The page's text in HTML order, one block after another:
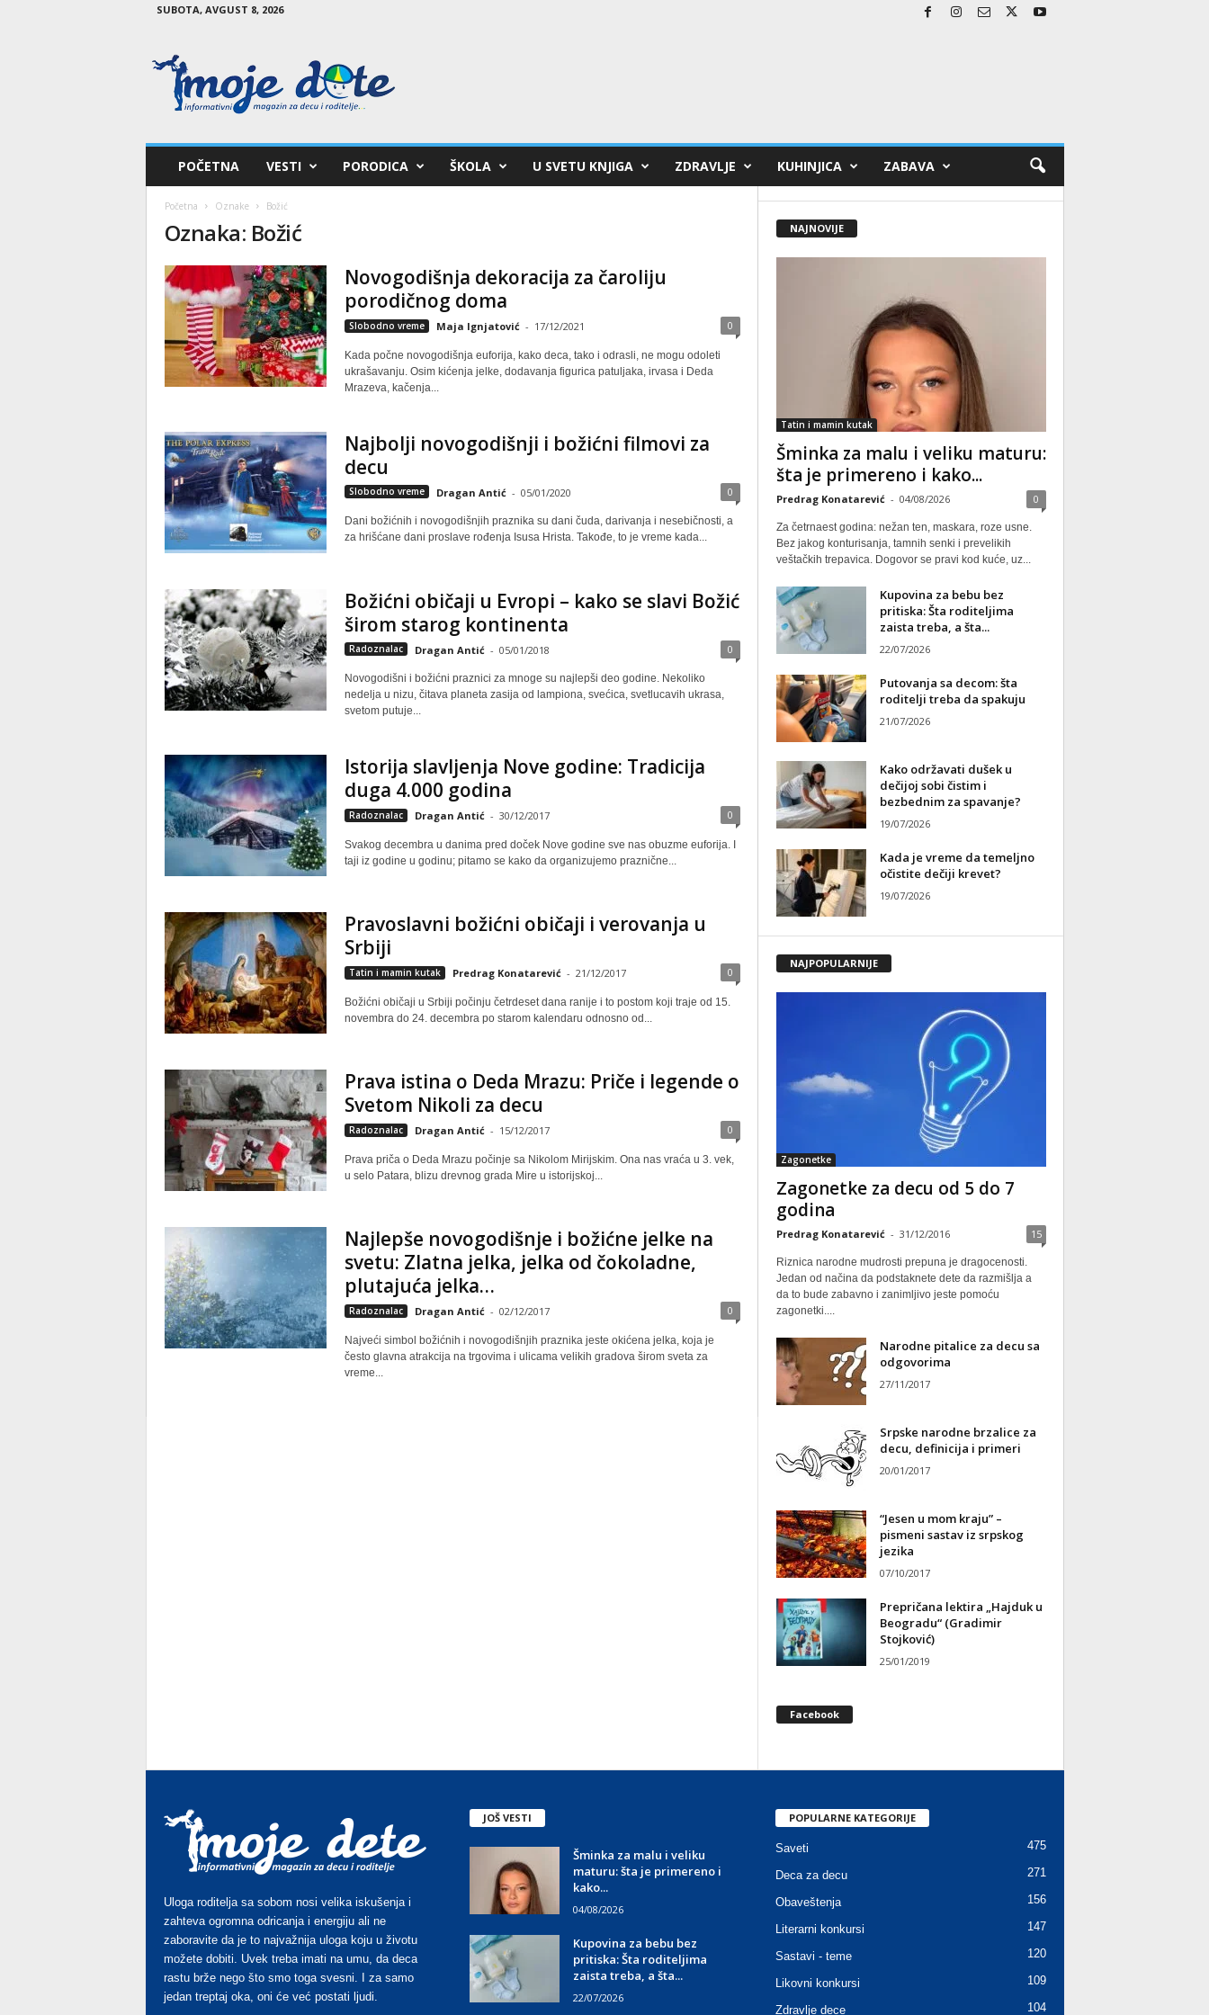
SUBOTA, AVGUST 8, 2026
o
POČETNA VESTI PORODICA ŠKOLA U SVETU KNJIGA ZDRAVLJE KUHINJICA ZABAVA
Početna Oznake Božić
Oznaka: Božić
Novogodišnja dekoracija za čaroliju
porodičnog doma
Slobodno vreme Maja Ignjatović - 17/12/2021 0
Kada počne novogodišnja euforija, kako deca, tako i odrasli, ne mogu odoleti
ukrašavanju. Osim kićenja jelke, dodavanja figurica patuljaka, irvasa i Deda
Mrazeva, kačenja...
Najbolji novogodišnji i božićni filmovi za
decu
Slobodno vreme Dragan Antić - 05/01/2020 0
Dani božićnih i novogodišnjih praznika su dani čuda, darivanja i nesebičnosti, a
za hrišćane dani proslave rođenja Isusa Hrista. Takođe, to je vreme kada...
Božićni običaji u Evropi – kako se slavi Božić
širom starog kontinenta
Radoznalac Dragan Antić - 05/01/2018 0
Novogodišni i božićni praznici za mnoge su najlepši deo godine. Nekoliko
nedelja u nizu, čitava planeta zasija od lampiona, svećica, svetlucavih ukrasa,
svetom putuje...
Istorija slavljenja Nove godine: Tradicija
duga 4.000 godina
Radoznalac Dragan Antić - 30/12/2017 0
Svakog decembra u danima pred doček Nove godine sve nas obuzme euforija. I
taji iz godine u godinu; pitamo se kako da organizujemo praznične...
Pravoslavni božićni običaji i verovanja u
Srbiji
Tatin i mamin kutak Predrag Konatarević - 21/12/2017 0
Božićni običaji u Srbiji počinju četrdeset dana ranije i to postom koji traje od 15.
novembra do 24. decembra po starom kalendaru odnosno od...
Prava istina o Deda Mrazu: Priče i legende o
Svetom Nikoli za decu
Radoznalac Dragan Antić - 15/12/2017 0
Prava priča o Deda Mrazu počinje sa Nikolom Mirijskim. Ona nas vraća u 3. vek,
u selo Patara, blizu drevnog grada Mire u istorijskoj...
Najlepše novogodišnje i božićne jelke na
svetu: Zlatna jelka, jelka od čokoladne,
plutajuća jelka…
Radoznalac Dragan Antić - 02/12/2017 0
Najveći simbol božićnih i novogodišnjih praznika jeste okićena jelka, koja je
često glavna atrakcija na trgovima i ulicama velikih gradova širom sveta za
vreme...
NAJNOVIJE
Tatin i mamin kutak
Šminka za malu i veliku maturu:
šta je primereno i kako...
Predrag Konatarević - 04/08/2026 0
Za četrnaest godina: nežan ten, maskara, roze usne.
Bez jakog konturisanja, tamnih senki i prevelikih
veštačkih trepavica. Dogovor se pravi kod kuće, uz...
Kupovina za bebu bez
pritiska: Šta roditeljima
zaista treba, a šta...
22/07/2026
Putovanja sa decom: šta
roditelji treba da spakuju
21/07/2026
Kako održavati dušek u
dečijoj sobi čistim i
bezbednim za spavanje?
19/07/2026
Kada je vreme da temeljno
očistite dečiji krevet?
19/07/2026
NAJPOPULARNIJE
Zagonetke
Zagonetke za decu od 5 do 7
godina
Predrag Konatarević - 31/12/2016 15
Riznica narodne mudrosti prepuna je dragocenosti.
Jedan od načina da podstaknete dete da razmišlja a
da to bude zabavno i zanimljivo jeste pomoću
zagonetki....
Narodne pitalice za decu sa
odgovorima
27/11/2017
Srpske narodne brzalice za
decu, definicija i primeri
20/01/2017
“Jesen u mom kraju” –
pismeni sastav iz srpskog
jezika
07/10/2017
Prepričana lektira „Hajduk u
Beogradu“ (Gradimir
Stojković)
25/01/2019
Facebook
Uloga roditelja sa sobom nosi velika iskušenja i
zahteva ogromna odricanja i energiju ali ne
zaboravite da je to najvažnija uloga koju u životu
možete dobiti. Uvek treba imati na umu, da deca
rastu brže nego što smo toga svesni. I za samo
jedan treptaj oka, oni će već postati ljudi.
JOŠ VESTI
Šminka za malu i veliku
maturu: šta je primereno i
kako...
04/08/2026
Kupovina za bebu bez
pritiska: Šta roditeljima
zaista treba, a šta...
22/07/2026
POPULARNE KATEGORIJE
Saveti 475
Deca za decu 271
Obaveštenja 156
Literarni konkursi 147
Sastavi - teme 120
Likovni konkursi 109
Zdravlje dece 104